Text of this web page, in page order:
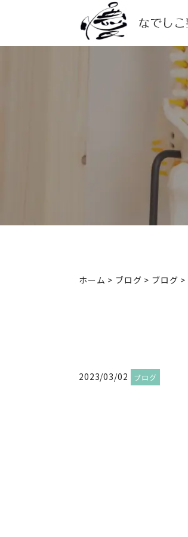
ホーム > ブログ > ブログ >
2023/03/02 ブログ